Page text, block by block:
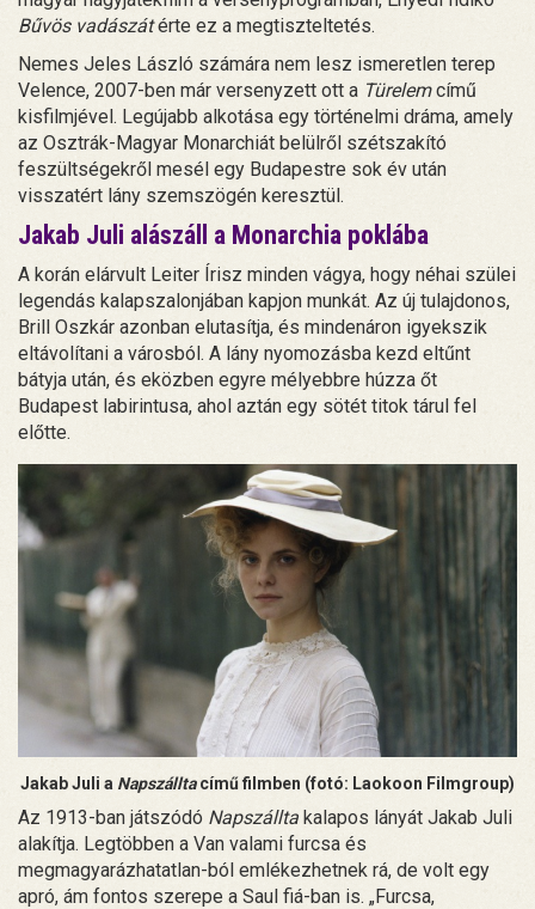
Bűvös vadászátérte ez a megtiszteltetés.
Nemes Jeles László számára nem lesz ismeretlen terep
Velence, 2007-ben már versenyzett ott a Türelemcímű
kisfilmjével. Legújabb alkotása egy történelmi dráma, amely
az Osztrák-Magyar Monarchiát belülről szétszakító
feszültségekről mesél egy Budapestre sok év után
visszatért lány szemszögén keresztül.
Jakab Juli alászáll a Monarchia poklába
A korán elárvult Leiter Írisz minden vágya, hogy néhai szülei
legendás kalapszalonjában kapjon munkát. Az új tulajdonos,
Brill Oszkár azonban elutasítja, és mindenáron igyekszik
eltávolítani a városból. A lány nyomozásba kezd eltűnt
bátyja után, és eközben egyre mélyebbre húzza őt
Budapest labirintusa, ahol aztán egy sötét titok tárul fel
előtte.
Jakab Juli a Napszálltacímű filmben (fotó: Laokoon Filmgroup)
Az 1913-ban játszódó Napszállta kalapos lányát Jakab Juli
alakítja. Legtöbben a Van valami furcsa és
megmagyarázhatatlan-ból emlékezhetnek rá, de volt egy
apró, ám fontos szerepe a Saul fiá-ban is. „Furcsa,